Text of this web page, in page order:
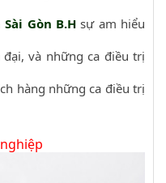
Gòn B.H sự am hiểu
đại, và những ca điều trị
hàng những ca điều trị